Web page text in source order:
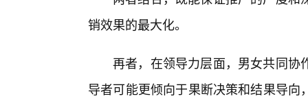
销效果的最大化。
再者，在领导力层面，男女共同协
导者可能更倾向于果断决策和结果导